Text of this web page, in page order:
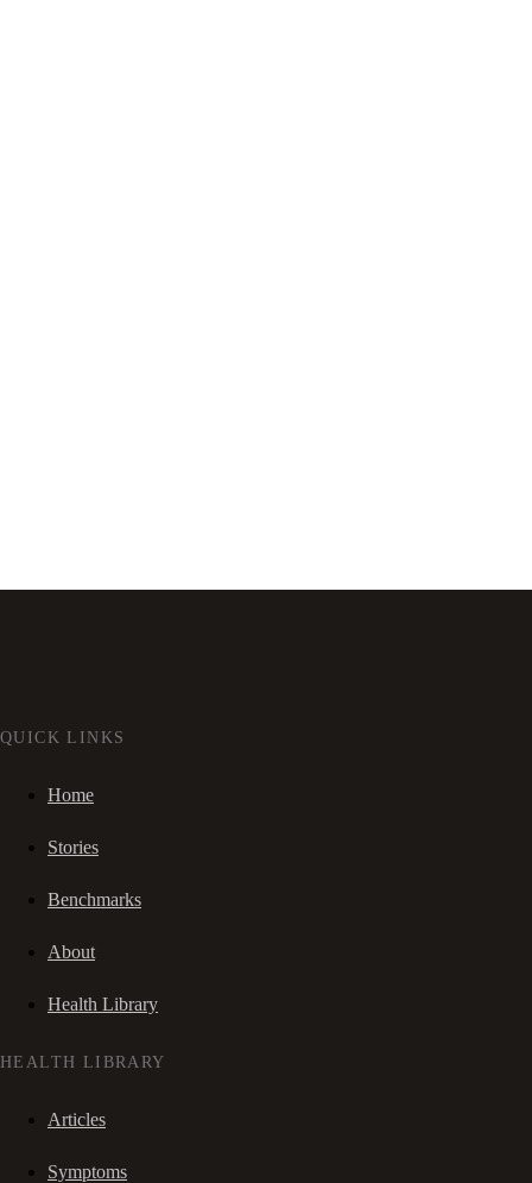
QUICK LINKS
Home
Stories
Benchmarks
About
Health Library
HEALTH LIBRARY
Articles
Symptoms